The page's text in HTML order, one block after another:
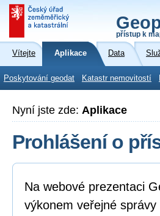
přístup k
Vítejte Aplikace Data
Poskytování geodat Katastr nemovitostí
Nyní jste zde: Aplikace
Prohlášení o
Na webové prezentaci
výkonem veřejné